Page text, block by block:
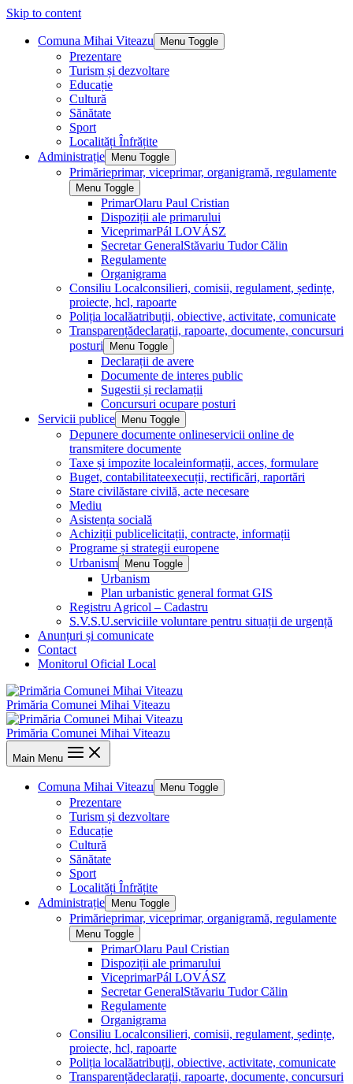
Skip to content
Comuna Mihai Viteazu Menu Toggle
Prezentare
Turism și dezvoltare
Educație
Cultură
Sănătate
Sport
Localități Înfrățite
Administrație
Menu Toggle
Primărieprimar, viceprimar, organigramă, regulamente
Menu Toggle
PrimarOlaru Paul Cristian
Dispoziții ale primarului
ViceprimarPál LOVÁSZ
Secretar GeneralStăvariu Tudor Călin
Regulamente
Organigrama
Consiliu Localconsilieri, comisii, regulament, ședințe,
proiecte, hcl, rapoarte
Poliția localăatribuții, obiective, activitate, comunicate
Transparențădeclarații, rapoarte, documente, concursuri
posturi
Menu Toggle
Declarații de avere
Documente de interes public
Sugestii și reclamații
Concursuri ocupare posturi
Servicii publice
Menu Toggle
Depunere documente onlineservicii online de
transmitere documente
Taxe și impozite localeinformații, acces, formulare
Buget, contabilitateexecuții, rectificări, raportări
Stare civilăstare civilă, acte necesare
Mediu
Asistența socială
Achiziții publicelicitații, contracte, informații
Programe și strategii europene
Urbanism
Menu Toggle
Urbanism
Plan urbanistic general format GIS
Registru Agricol – Cadastru
S.V.S.U.serviciile voluntare pentru situații de urgență
Anunțuri și comunicate
Contact
Monitorul Oficial Local
Primăria Comunei Mihai Viteazu
Primăria Comunei Mihai Viteazu
Main Menu
Comuna Mihai Viteazu Menu Toggle
Prezentare
Turism și dezvoltare
Educație
Cultură
Sănătate
Sport
Localități Înfrățite
Administrație
Menu Toggle
Primărieprimar, viceprimar, organigramă, regulamente
Menu Toggle
PrimarOlaru Paul Cristian
Dispoziții ale primarului
ViceprimarPál LOVÁSZ
Secretar GeneralStăvariu Tudor Călin
Regulamente
Organigrama
Consiliu Localconsilieri, comisii, regulament, ședințe,
proiecte, hcl, rapoarte
Poliția localăatribuții, obiective, activitate, comunicate
Transparențădeclarații, rapoarte, documente, concursuri